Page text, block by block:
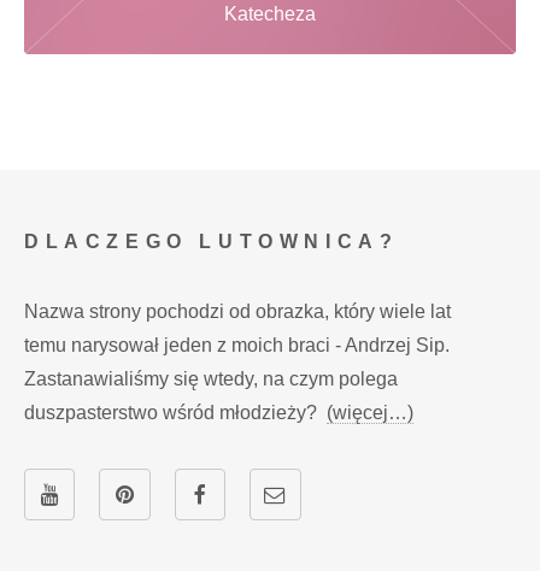
Katecheza
DLACZEGO LUTOWNICA?
Nazwa strony pochodzi od obrazka, który wiele lat
temu narysował jeden z moich braci - Andrzej Sip.
Zastanawialiśmy się wtedy, na czym polega
duszpasterstwo wśród młodzieży? (więcej…)